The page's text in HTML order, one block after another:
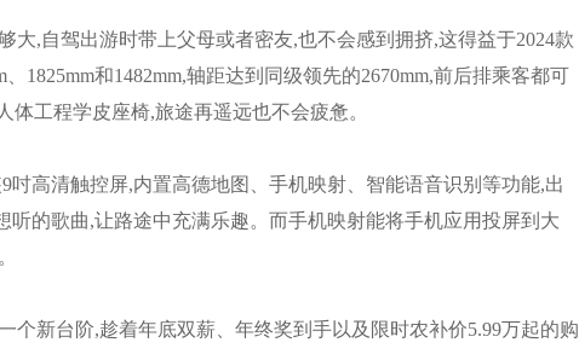
,自驾出游时带上父母或者密友,也不会感到拥挤,这得益于2024款
1825mm和1482mm,轴距达到同级领先的2670mm,前后排乘客都可
体工程学皮座椅,旅途再遥远也不会疲惫。
高清触控屏,内置高德地图、手机映射、智能语音识别等功能,出
听的歌曲,让路途中充满乐趣。而手机映射能将手机应用投屏到大
新台阶,趁着年底双薪、年终奖到手以及限时农补价5.99万起的购